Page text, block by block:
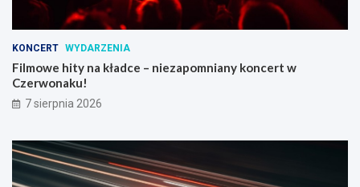
KONCERT WYDARZENIA
Filmowe hity na kładce – niezapomniany koncert w
Czerwonaku!
7 sierpnia 2026